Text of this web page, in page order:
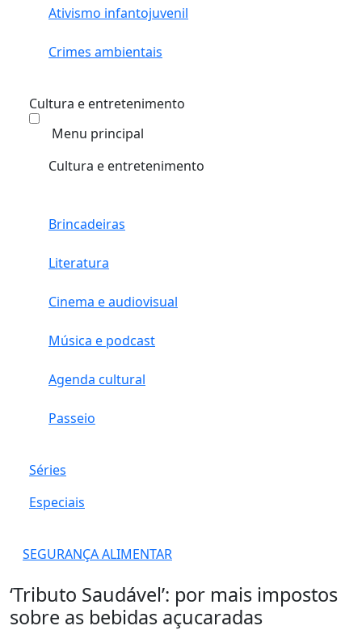
Ativismo infantojuvenil
Crimes ambientais
Cultura e entretenimento
Menu principal
Cultura e entretenimento
Brincadeiras
Literatura
Cinema e audiovisual
Música e podcast
Agenda cultural
Passeio
Séries
Especiais
SEGURANÇA ALIMENTAR
‘Tributo Saudável’: por mais impostos
sobre as bebidas açucaradas